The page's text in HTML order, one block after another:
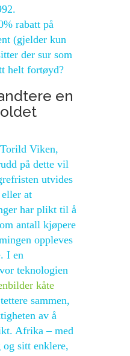
rabatt på
(gjelder kun
der sur som
helt fortøyd?
en
Viken,
på dette vil
utvides
at
har plikt til å
antall kjøpere
oppleves
I en
teknologien
kåte
tettere sammen,
av å
Afrika – med
sitt enklere,